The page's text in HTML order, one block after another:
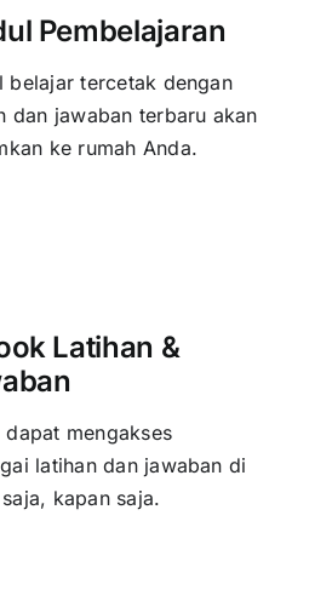
Pembelajaran
belajar tercetak dengan
dan jawaban terbaru akan
ke rumah Anda.
Latihan &
dapat mengakses
latihan dan jawaban di
kapan saja.